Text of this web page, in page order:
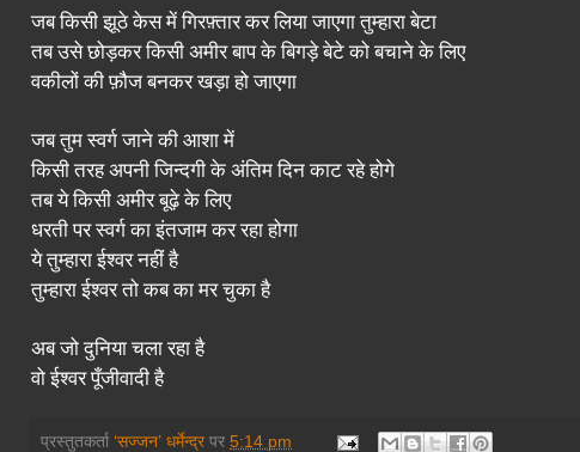
जब किसी झूठे केस में गिरफ़्तार कर लिया जाएगा तुम्हारा बेटा
तब उसे छोड़कर किसी अमीर बाप के बिगड़े बेटे को बचाने के लिए
वकीलों की फ़ौज बनकर खड़ा हो जाएगा
जब तुम स्वर्ग जाने की आशा में
किसी तरह अपनी जिन्दगी के अंतिम दिन काट रहे होगे
तब ये किसी अमीर बूढ़े के लिए
धरती पर स्वर्ग का इंतजाम कर रहा होगा
ये तुम्हारा ईश्वर नहीं है
तुम्हारा ईश्वर तो कब का मर चुका है
अब जो दुनिया चला रहा है
वो ईश्वर पूँजीवादी है
प्रस्तुतकर्ता ‘सज्जन’ धर्मेन्द्र पर 5:14 pm